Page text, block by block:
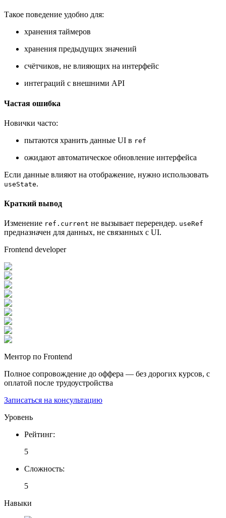
Такое поведение удобно для:
хранения таймеров
хранения предыдущих значений
счётчиков, не влияющих на интерфейс
интеграций с внешними API
Частая ошибка
Новички часто:
пытаются хранить данные UI в ref
ожидают автоматическое обновление интерфейса
Если данные влияют на отображение, нужно использовать
useState.
Краткий вывод
Изменение ref.current не вызывает перерендер. useRef
предназначен для данных, не связанных с UI.
Frontend developer
Ментор по Frontend
Полное сопровождение до оффера — без дорогих курсов, с
оплатой после трудоустройства
Записаться на консультацию
Уровень
Рейтинг:
5
Сложность:
5
Навыки